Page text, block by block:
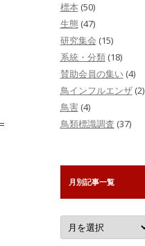
標本 (50)
生態(47)
研究集会 (15)
系統・分類(18)
賛助会員の集い(4)
鳥インフルエンザ(2)
鳥害 (4)
鳥類標識調査 (37)
月別記事一覧
月
別
記